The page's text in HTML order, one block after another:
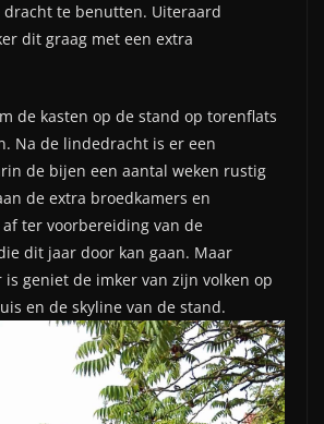
te benutten. Uiteraard
dit graag met een extra
de kasten op de stand op torenflats
Na de lindedracht is er een
de bijen een aantal weken rustig
de extra broedkamers en
ter voorbereiding van de
dit jaar door kan gaan. Maar
is geniet de imker van zijn volken op
en de skyline van de stand.